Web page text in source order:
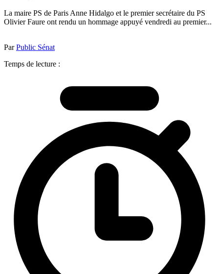
La maire PS de Paris Anne Hidalgo et le premier secrétaire du PS
Olivier Faure ont rendu un hommage appuyé vendredi au premier...
ParPublic Sénat
Temps de lecture :